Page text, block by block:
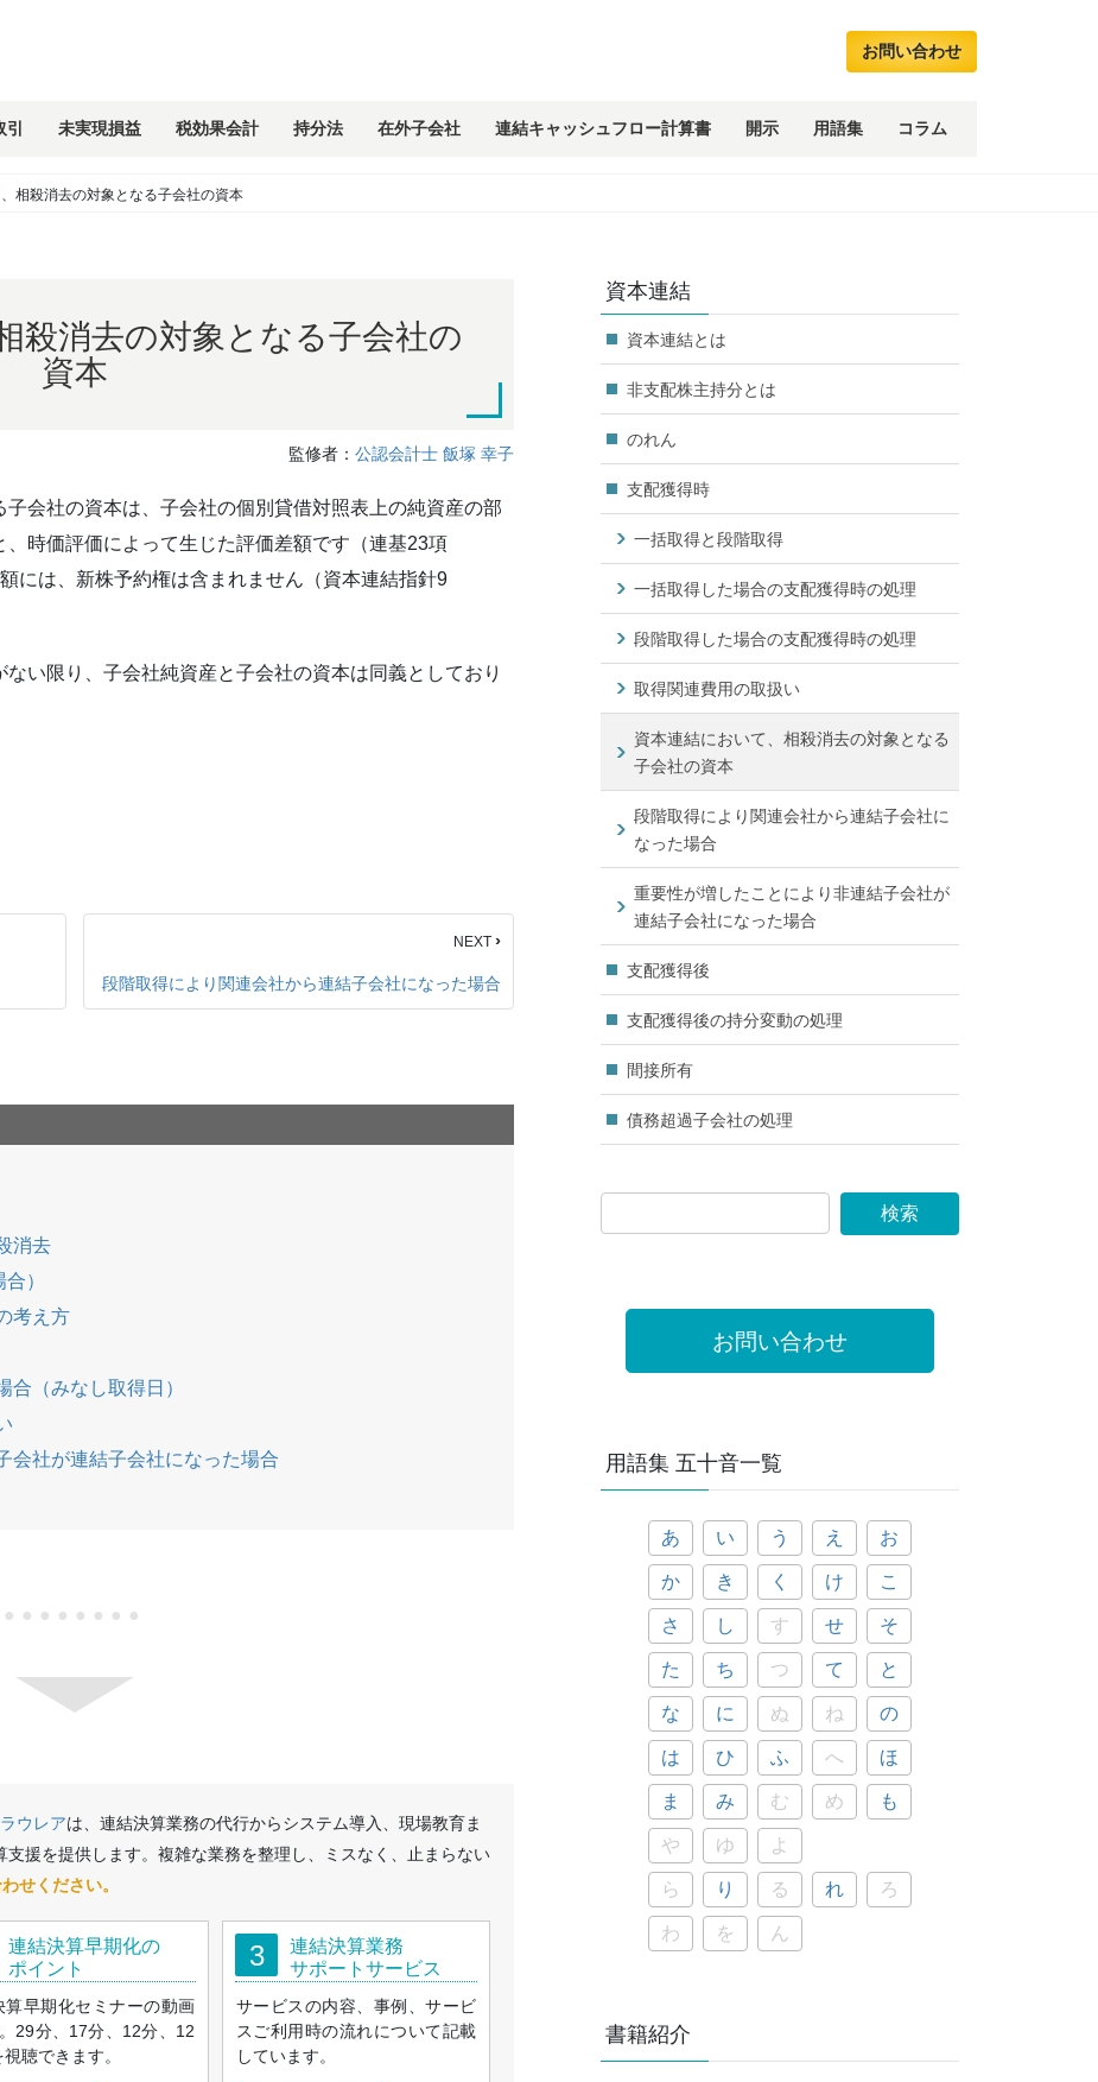
お問い合わせ
未実現損益 税効果会計 持分法 在外子会社 連結キャッシュフロー計算書 開示 用語集 コラム
相殺消去の対象となる子会社の資本
殺消去の対象となる子会社の
資本
監修者： 公認会計士 飯塚 幸子
会社の資本は、子会社の個別貸借対照表上の純資産の部
時価評価によって生じた評価差額です（連基23項
には、新株予約権は含まれません（資本連結指針9
い限り、子会社純資産と子会社の資本は同義としており
NEXT ›
段階取得により関連会社から連結子会社になった場合
消去
）
考え方
（みなし取得日）
会社が連結子会社になった場合
●●●●●●●●
ウレアは、連結決算業務の代行からシステム導入、現場教育ま
援を提供します。複雑な業務を整理し、ミスなく、止まらない
せください。
連結決算早期化の
ポイント
算早期化セミナーの動画
。29分、17分、12分、12
聴できます。
3
連結決算業務
サポートサービス
サービスの内容、事例、サービ
スご利用時の流れについて記載
しています。
資本連結
資本連結とは
非支配株主持分とは
のれん
支配獲得時
一括取得と段階取得
一括取得した場合の支配獲得時の処理
段階取得した場合の支配獲得時の処理
取得関連費用の取扱い
資本連結において、相殺消去の対象となる
子会社の資本
段階取得により関連会社から連結子会社に
なった場合
重要性が増したことにより非連結子会社が
連結子会社になった場合
支配獲得後
支配獲得後の持分変動の処理
間接所有
債務超過子会社の処理
お問い合わせ
用語集 五十音一覧
あ い う え お
か き く け こ
さ し す せ そ
た ち つ て と
な に ぬ ね の
は ひ ふ へ ほ
ま み む め も
や ゆ よ
ら り る れ ろ
わ を ん
書籍紹介